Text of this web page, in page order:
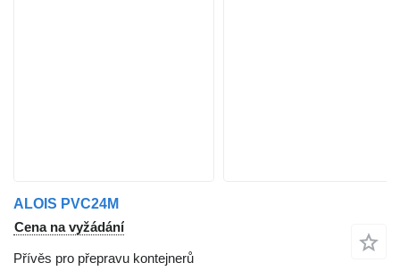
ALOIS PVC24M
Cena na vyžádání
Přívěs pro přepravu kontejnerů